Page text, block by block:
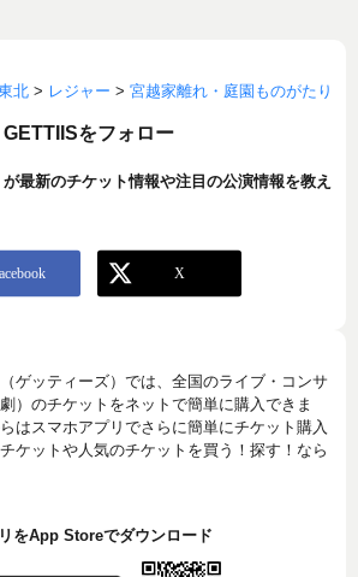
北 > レジャー > 宮越家離れ・庭園ものがたり
GETTIISをフォロー
が最新のチケット情報や注目の公演情報を教え
ゲッティーズ）では、全国のライブ・コンサ
）のチケットをネットで簡単に購入できま
はスマホアプリでさらに簡単にチケット購入
ケットや人気のチケットを買う！探す！なら
をApp Storeでダウンロード